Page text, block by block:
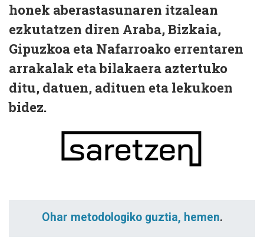
honek aberastasunaren itzalean
ezkutatzen diren Araba, Bizkaia,
Gipuzkoa eta Nafarroako errentaren
arrakalak eta bilakaera aztertuko
ditu, datuen, adituen eta lekukoen
bidez.
Ohar metodologiko guztia, hemen.